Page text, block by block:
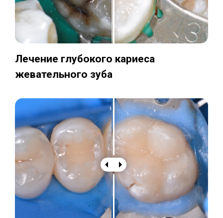
Лечение глубокого кариеса
жевательного зуба